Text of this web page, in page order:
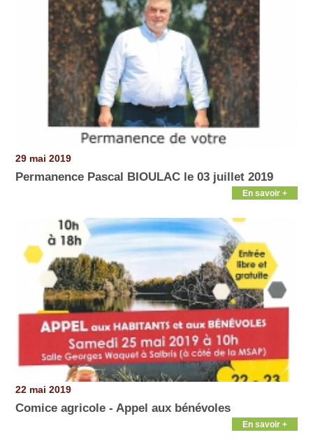
29 mai 2019
Permanence Pascal BIOULAC le 03 juillet 2019
En savoir +
22 mai 2019
Comice agricole - Appel aux bénévoles
En savoir +